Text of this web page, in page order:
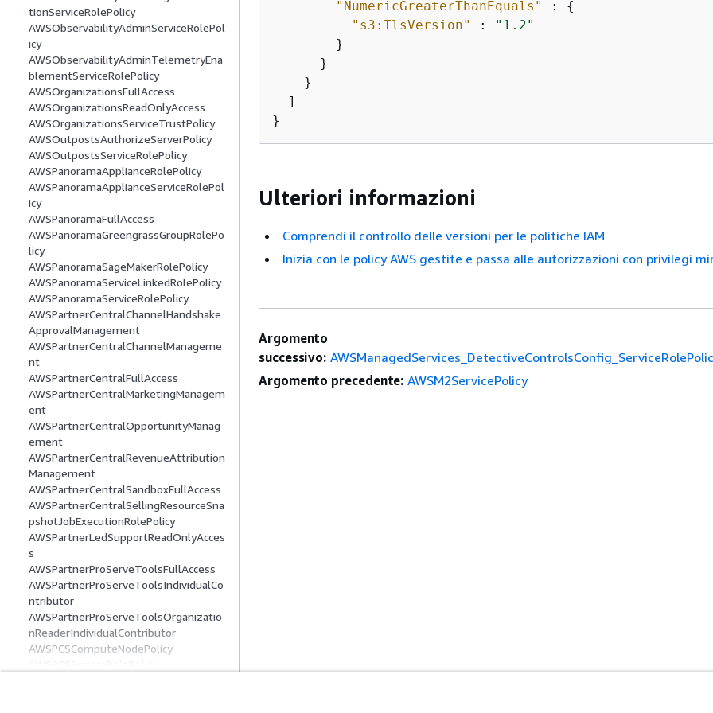
tionServiceRolePolicy
AWSObservabilityAdminServiceRolePol
icy
AWSObservabilityAdminTelemetryEna
blementServiceRolePolicy
AWSOrganizationsFullAccess
AWSOrganizationsReadOnlyAccess
AWSOrganizationsServiceTrustPolicy
AWSOutpostsAuthorizeServerPolicy
AWSOutpostsServiceRolePolicy
AWSPanoramaApplianceRolePolicy
AWSPanoramaApplianceServiceRolePol
icy
AWSPanoramaFullAccess
AWSPanoramaGreengrassGroupRolePo
licy
AWSPanoramaSageMakerRolePolicy
AWSPanoramaServiceLinkedRolePolicy
AWSPanoramaServiceRolePolicy
AWSPartnerCentralChannelHandshake
ApprovalManagement
AWSPartnerCentralChannelManageme
nt
AWSPartnerCentralFullAccess
AWSPartnerCentralMarketingManagem
ent
AWSPartnerCentralOpportunityManag
ement
AWSPartnerCentralRevenueAttribution
Management
AWSPartnerCentralSandboxFullAccess
AWSPartnerCentralSellingResourceSna
pshotJobExecutionRolePolicy
AWSPartnerLedSupportReadOnlyAcces
s
AWSPartnerProServeToolsFullAccess
AWSPartnerProServeToolsIndividualCo
ntributor
AWSPartnerProServeToolsOrganizatio
nReaderIndividualContributor
AWSPCSComputeNodePolicy
"NumericGreaterThanEquals" : {
"s3:TlsVersion"
:
"1.2"
        }
      }
    }
  ]
}
Ulteriori informazioni
Comprendi il controllo delle versioni per le politiche IAM
Inizia con le policy AWS gestite e passa alle autorizzazioni con privilegi
Argomento
successivo:
Argomento precedente: AWSM2ServicePolicy